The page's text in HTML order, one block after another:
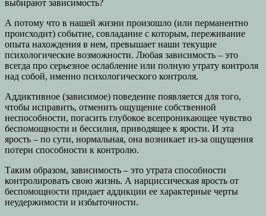
выбирают зависимость?
А потому что в нашей жизни произошло (или перманентно
происходит) событие, совладание с которым, переживание
опыта нахождения в нем, превышает наши текущие
психологические возможности. Любая зависимость – это
всегда про серьезное ослабление или полную утрату контроля
над собой, именно психологического контроля.
Аддиктивное (зависимое) поведение появляется для того,
чтобы исправить, отменить ощущение собственной
неспособности, погасить глубокое всепроникающее чувство
беспомощности и бессилия, приводящее к ярости. И эта
ярость – по сути, нормальная, она возникает из-за ощущения
потери способности к контролю.
Таким образом, зависимость – это утрата способности
контролировать свою жизнь. А нарциссическая ярость от
беспомощности придает аддикции ее характерные черты
неудержимости и избыточности.